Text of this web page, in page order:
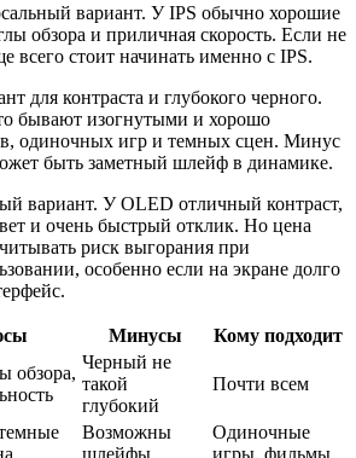
вариант. У IPS обычно хорошие
обзора и приличная скорость. Если не
всего стоит начинать именно с IPS.
для контраста и глубокого черного.
бывают изогнутыми и хорошо
одиночных игр и темных сцен. Минус
быть заметный шлейф в динамике.
вариант. У OLED отличный контраст,
и очень быстрый отклик. Но цена
риск выгорания при
особенно если на экране долго
Минусы Кому подходит
обзора,
Черный не
такой
глубокий
Почти всем
Возможны
шлейфы
Одиночные
игры, фильмы